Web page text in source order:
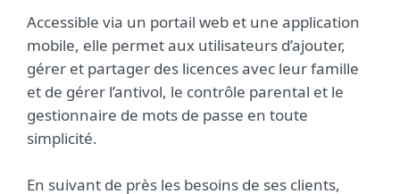
Accessible via un portail web et une application
mobile, elle permet aux utilisateurs d’ajouter,
gérer et partager des licences avec leur famille
et de gérer l’antivol, le contrôle parental et le
gestionnaire de mots de passe en toute
simplicité.
En suivant de près les besoins de ses clients,